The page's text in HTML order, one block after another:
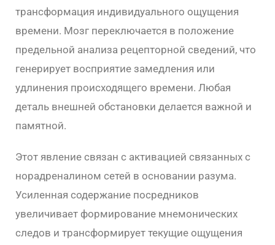
трансформация индивидуального ощущения
времени. Мозг переключается в положение
предельной анализа рецепторной сведений, что
генерирует восприятие замедления или
удлинения происходящего времени. Любая
деталь внешней обстановки делается важной и
памятной.
Этот явление связан с активацией связанных с
норадреналином сетей в основании разума.
Усиленная содержание посредников
увеличивает формирование мнемонических
следов и трансформирует текущие ощущения